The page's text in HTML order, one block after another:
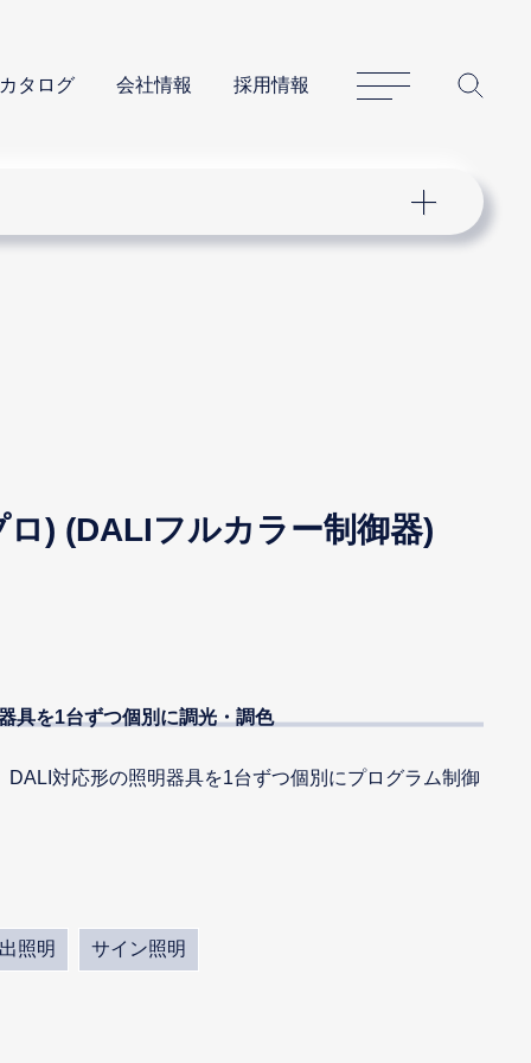
タログ 会社情報 採用情報
サイトマップ
) (DALIフルカラー制御器)
具を1台ずつ個別に調光・調色
対応形の照明器具を1台ずつ個別にプログラム制御
照明 サイン照明